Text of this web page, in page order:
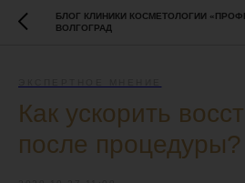
БЛОГ КЛИНИКИ КОСМЕТОЛОГИИ
ВОЛГОГРАД
Как ускорить
после процедуры?